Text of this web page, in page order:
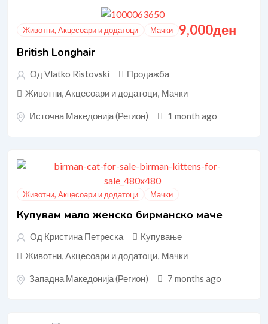
Животни, Акцесоари и додатоци Мачки 9,000ден
British Longhair
Од Vlatko Ristovski
Продажба
Животни, Акцесоари и додатоци, Мачки
Источна Македонија (Регион) 1 month ago
Животни, Акцесоари и додатоци Мачки
Купувам мало женско бирманско маче
Од Кристина Петреска
Купување
Животни, Акцесоари и додатоци, Мачки
Западна Македонија (Регион) 7 months ago